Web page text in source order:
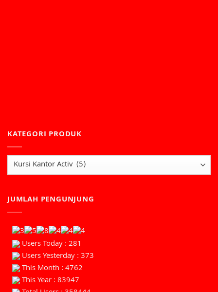
KATEGORI PRODUK
JUMLAH PENGUNJUNG
Users Today : 281
Users Yesterday : 373
This Month : 4762
This Year : 83947